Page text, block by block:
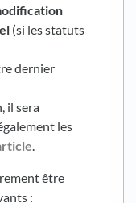
(si les statuts
dernier
il sera
les
.
être
: